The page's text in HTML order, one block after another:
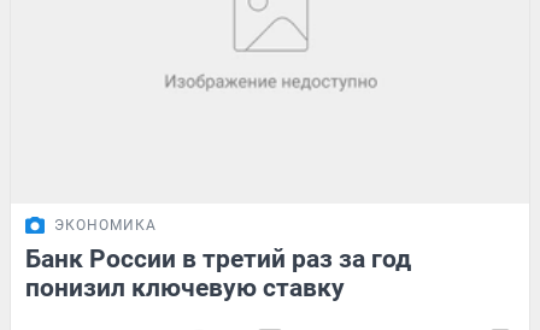
ЭКОНОМИКА
Банк России в третий раз за год
понизил ключевую ставку